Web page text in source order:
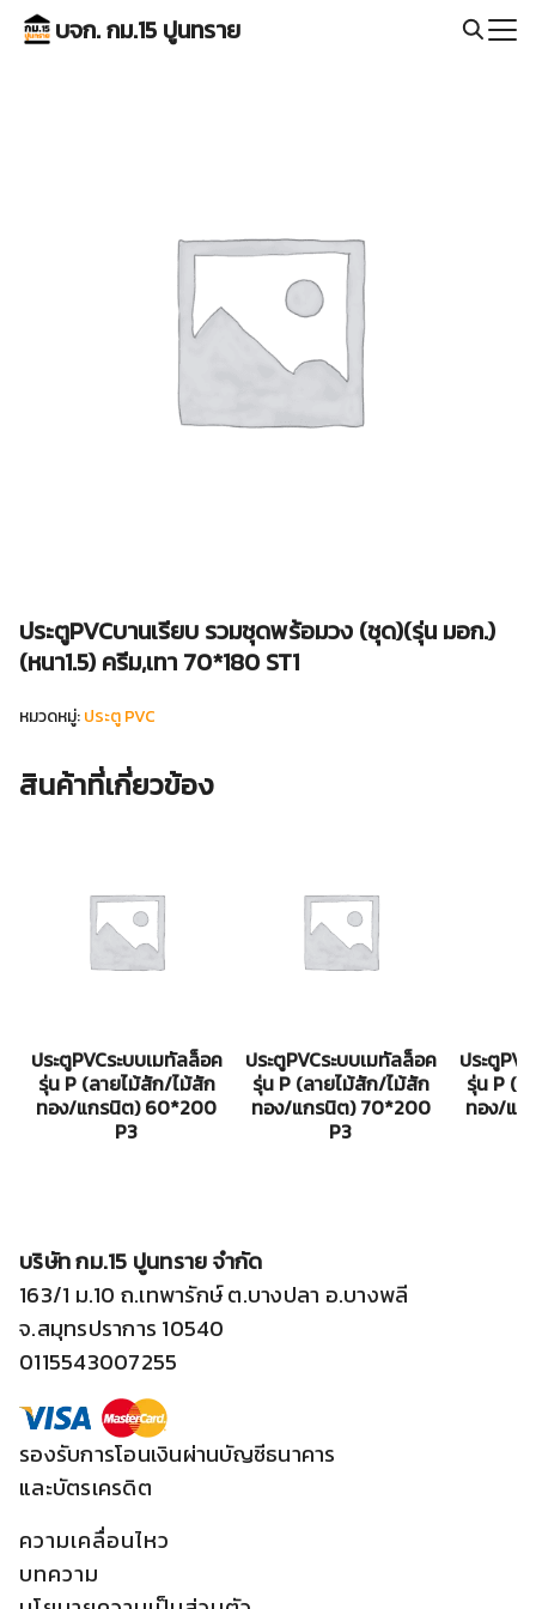
Skip
บจก. กม.15 ปูนทราย
ประตูPVCบานเรียบ รวมชุดพร้อมวง (ชุด)(รุ่น มอก.)
(หนา1.5) ครีม,เทา 70*180 ST1
หมวดหมู่:ประตู PVC
สินค้าที่เกี่ยวข้อง
ประตูPVCระบบเมทัลล็อค
รุ่น P (ลายไม้สัก/ไม้สัก
ทอง/แกรนิต) 60*200
P3
ประตูPVCระบบเมทัลล็อค
รุ่น P (ลายไม้สัก/ไม้สัก
ทอง/แกรนิต) 70*200
P3
ประตู
รุ่น P (
ทอง/แ
บริษัท กม.15 ปูนทราย จำกัด
163/1 ม.10 ถ.เทพารักษ์ ต.บางปลา อ.บางพลี
จ.สมุทรปราการ 10540
0115543007255
รองรับการโอนเงินผ่านบัญชีธนาคาร
และบัตรเครดิต
ความเคลื่อนไหว
บทความ